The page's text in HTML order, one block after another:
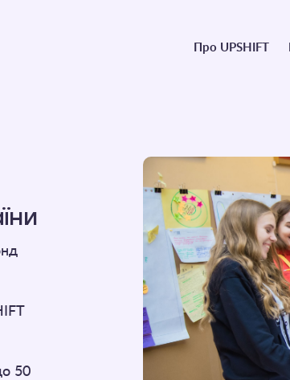
Головне
Про UPSHIFT
50